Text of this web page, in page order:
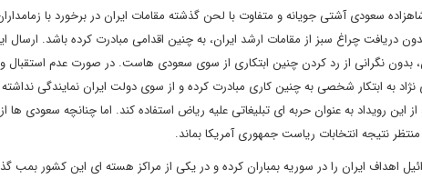
سعودی آشتی جویانه و متفاوت با لحن گذشته مقامات ایران در برخورد با
چراغ سبز از مقامات ارشد ایران، به چنین اقدامی مبادرت کرده باشد. ارسال
بدون نگرانی از رد کردن چنین ابتکاری از سوی سعودی هاست. در صورت عدم استقبال
نژاد به ابتکار شخصی به چنین کاری مبادرت کرده و از سوی دولت ایران نمایندگی
این رویداد به عنوان حربه ای تبلیغاتی علیه ریاض استفاده کند. اما چنانچه سعودی ها
نتیجه انتخابات ریاست جمهوری آمریکا بماند.
اهداف ایران را در سوریه بمباران کرده و در یکی از مراکز هسته ای این کشور بمب